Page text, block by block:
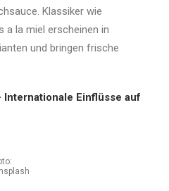
Klassiker wie
a la miel erscheinen in
und bringen frische
Einflüsse auf